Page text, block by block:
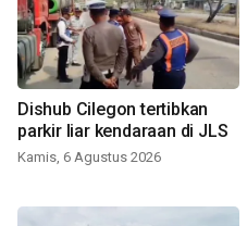
Dishub Cilegon tertibkan
parkir liar kendaraan di JLS
Kamis, 6 Agustus 2026